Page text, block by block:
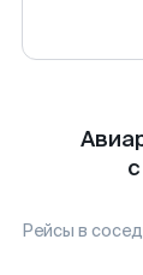
Рейсы в